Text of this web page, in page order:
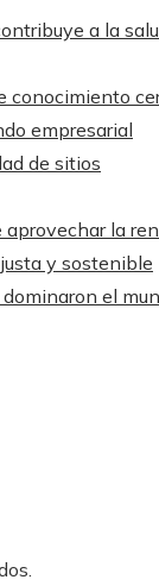
a la
conocimiento
empresarial
de sitios
aprovechar la
y sostenible
el